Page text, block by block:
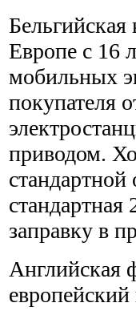
Европе с 16
мобильных
покупателя
приводом.
заправку в
Английская